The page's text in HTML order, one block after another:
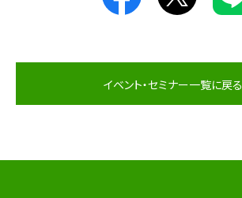
イベント・セミナー一覧に戻る